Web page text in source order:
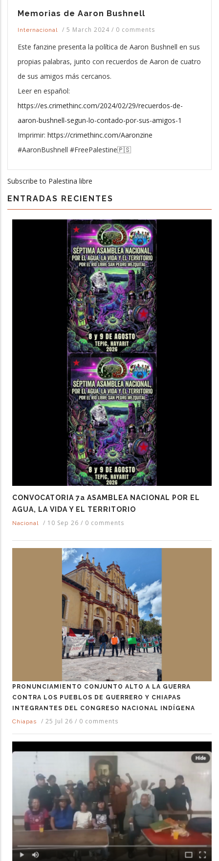
Memorias de Aaron Bushnell
Internacional / 5 March 2024 / 0 comments
Este fanzine presenta la política de Aaron Bushnell en sus
propias palabras, junto con recuerdos de Aaron de cuatro
de sus amigos más cercanos.
Leer en español:
https://es.crimethinc.com/2024/02/29/recuerdos-de-
aaron-bushnell-segun-lo-contado-por-sus-amigos-1
Imprimir: https://crimethinc.com/Aaronzine
#AaronBushnell #FreePalestine🇵🇸
Subscribe to Palestina libre
ENTRADAS RECIENTES
CONVOCATORIA 7a ASAMBLEA NACIONAL POR EL
AGUA, LA VIDA Y EL TERRITORIO
Nacional / 10 Sep 26 / 0 comments
PRONUNCIAMIENTO CONJUNTO ALTO A LA GUERRA
CONTRA LOS PUEBLOS DE GUERRERO Y CHIAPAS
INTEGRANTES DEL CONGRESO NACIONAL INDÍGENA
Chiapas
/ 25 Jul 26 / 0 comments